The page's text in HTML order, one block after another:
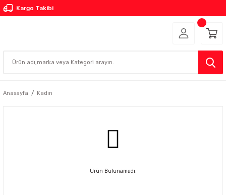
Kargo Takibi
Anasayfa Kadın
Ürün Bulunamadı.